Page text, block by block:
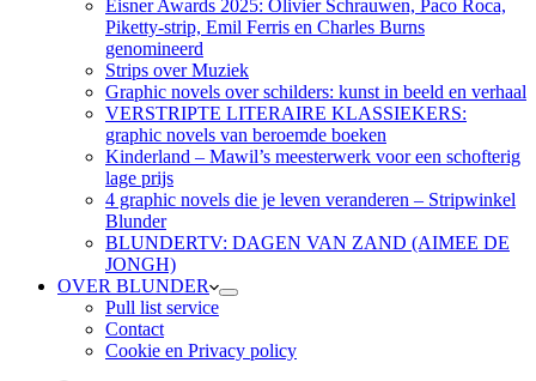
Eisner Awards 2025: Olivier Schrauwen, Paco Roca,
Piketty-strip, Emil Ferris en Charles Burns
genomineerd
Strips over Muziek
Graphic novels over schilders: kunst in beeld en verhaal
VERSTRIPTE LITERAIRE KLASSIEKERS:
graphic novels van beroemde boeken
Kinderland – Mawil’s meesterwerk voor een schofterig
lage prijs
4 graphic novels die je leven veranderen – Stripwinkel
Blunder
BLUNDERTV: DAGEN VAN ZAND (AIMEE DE
JONGH)
OVER BLUNDER
Pull list service
Contact
Cookie en Privacy policy